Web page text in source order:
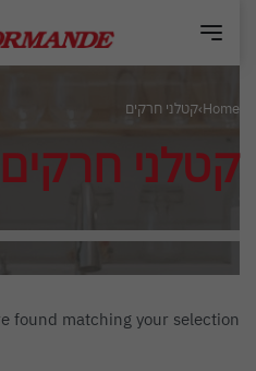
Home
›קטלני חרקים
קטלני חרקים
found matching your selection.